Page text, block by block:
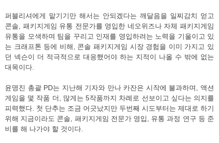
퍼블리셔에게 맡기기만 해서는 안되겠다는 깨달음을 일찌감치 얻고
콘솔, 패키지게임 유통 전문가를 영입한 네오위즈나 자체 패키지게임
유통을 모색하며 팀을 꾸리고 인재를 영입하려는 노력을 기울이고 있
는 크래프톤 등에 비해, 콘솔 패키지게임 시장 경험을 이미 가지고 있
던 넥슨이 더 적극적으로 대응했어야 하는 지적이 나올 수 밖에 없는
대목이다.
윤명진 총괄 PD는 지난해 기자와 만나 카잔은 시작에 불과하며, 액션
게임을 몇 작품 더, 많게는 5작품까지 차례로 선보이고 싶다는 의지를
피력했다. 첫 단추는 조금 어긋났지만 두번째 시도부터는 제대로 하기
위해 지금이라도 콘솔, 패키지게임 전문가 영입, 유통 과정 연구 등 준
비를 해 나가야 할 것이다.